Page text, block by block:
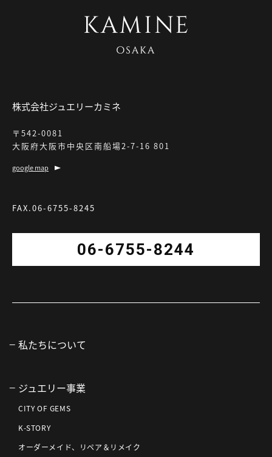
株式会社ジュエリーカミネ
〒542-0081
大阪府大阪市中央区南船場2-7-16 801
google map
FAX.06-6755-8245
06-6755-8244
私たちについて
ジュエリー事業
CITY OF GEMS
K-STORY
オーダーメイド、リペア＆リメイク